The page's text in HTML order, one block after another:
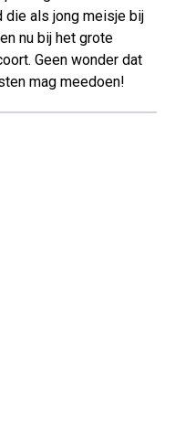
die als jong meisje bij
nu bij het grote
Geen wonder dat
mag meedoen!